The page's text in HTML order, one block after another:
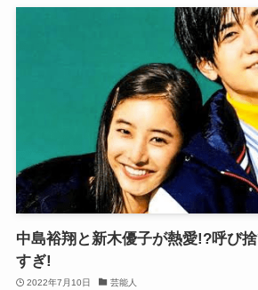
中島裕翔と新木優子が熱愛!?呼び
すぎ!
2022年7月10日 芸能人